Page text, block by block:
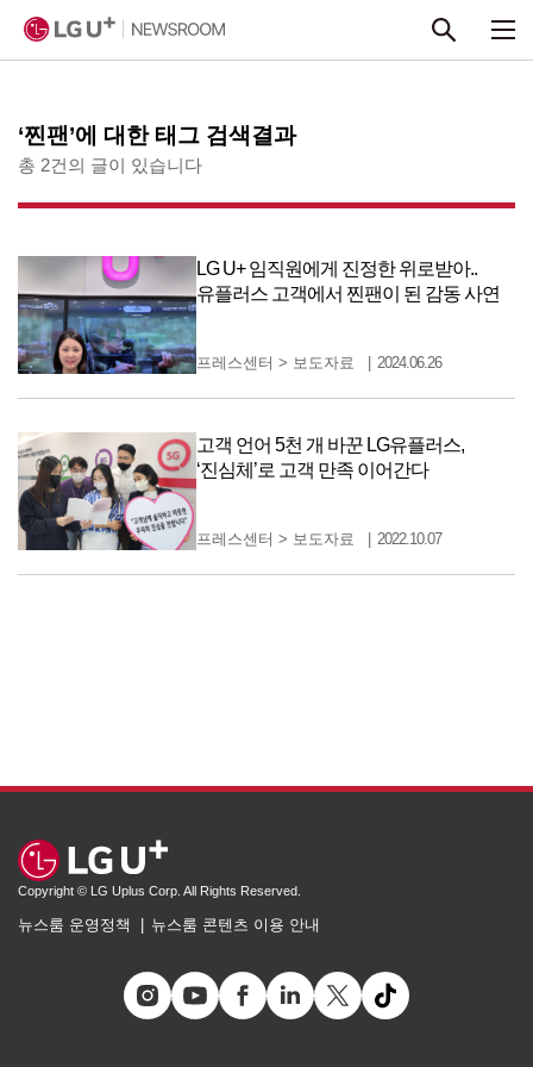
‘찐팬’에 대한 태그 검색결과
총 2건의 글이 있습니다
LG U+ 임직원에게 진정한 위로받아..
유플러스 고객에서 찐팬이 된 감동 사연
프레스센터 > 보도자료 2024.06.26
고객 언어 5천 개 바꾼 LG유플러스,
‘진심체’로 고객 만족 이어간다
프레스센터 > 보도자료 2022.10.07
Copyright © LG Uplus Corp. All Rights Reserved.
뉴스룸 운영정책 뉴스룸 콘텐츠 이용 안내